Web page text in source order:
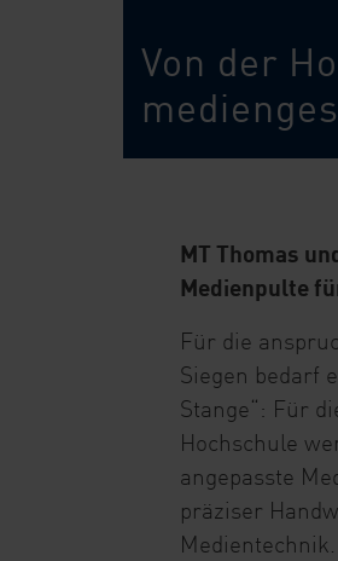
Von der
MT Thomas
Medienpulte
Für die
Siegen bedarf
Stange“: Für
Hochschule
angepasste
präziser
Medientechnik.